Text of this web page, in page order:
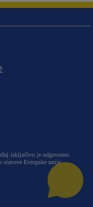
isključivo je odgovorno
stavove Evropske unije.